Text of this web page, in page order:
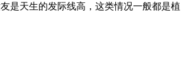
是天生的发际线高，这类情况一般都是植